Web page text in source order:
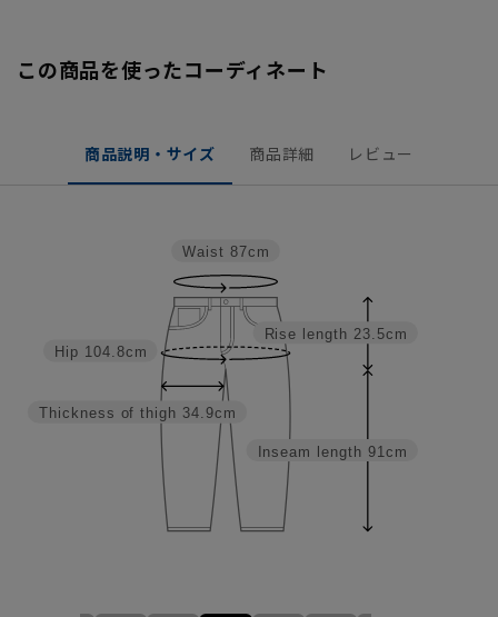
この商品を使ったコーディネート
商品説明・サイズ 商品詳細 レビュー
Inseam length 91cm
Rise length 23.5cm
Thickness of thigh 34.9cm
Hip 104.8cm
Waist 87cm